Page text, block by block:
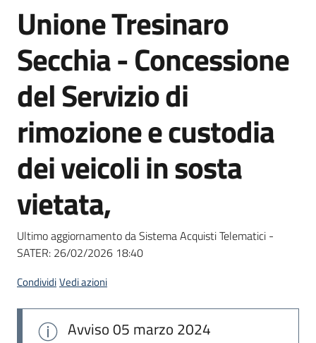
Bandi
e
di
Supporto
Piattaforme
telematiche
Salta al contenuto
Unione Tresinaro
Secchia - Concessione
del Servizio di
rimozione e custodia
dei veicoli in sosta
vietata,
Ultimo aggiornamento da Sistema Acquisti Telematici -
SATER: 26/02/2026 18:40
CondividiVedi azioni
Avviso05 marzo 2024